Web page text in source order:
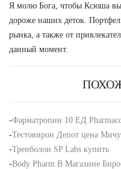
Я молю Бога, чтобы Ксюша
дороже наших деток.
рынка, а также от
данный момент.
-Фарматропин 10 ЕД
-Тестовирон Депот цена
-Тренболон SP Labs купить
-Body Pharm В Магазине